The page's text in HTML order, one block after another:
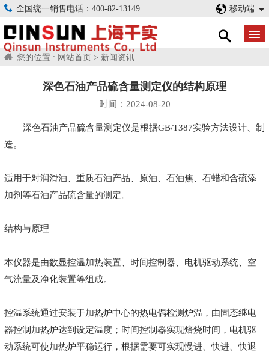
全国统一销售电话：400-82-13149 移动端
您的位置 : 网站首页 > 新闻资讯
深色石油产品硫含量测定仪的结构原理
时间：2024-08-20
深色石油产品硫含量测定仪是根据GB/T387实验方法设计、制
造。
适用于对润滑油、重质石油产品、原油、石油焦、石蜡和含硫添
加剂等石油产品硫含量的测定。
结构与原理
本仪器是由数显控温加热装置、时间控制器、电机驱动系统、空
气流量及净化装置等组成。
控温系统通过安装于加热炉中心的热电偶检测炉温，由固态继电
器控制加热炉达到设定温度；时间控制器实现焙烧时间，电机驱
动系统可使加热炉平稳运行，根据需要可实现慢进、快进、快退